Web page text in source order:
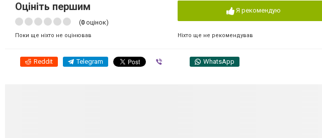
Оцініть першим
(0 оцінок)
Поки ще ніхто не оцінював
Я рекомендую
Ніхто ще не рекомендував
Reddit Telegram WhatsApp